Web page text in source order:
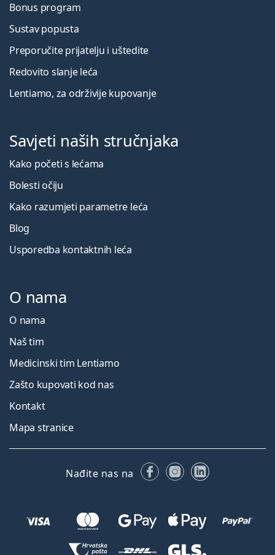
Bonus program
Sustav popusta
Preporučite prijatelju i uštedite
Redovito slanje leća
Lentiamo, za održivije kupovanje
Savjeti naših stručnjaka
Kako početi s lećama
Bolesti očiju
Kako razumjeti parametre leća
Blog
Usporedba kontaktnih leća
O nama
O nama
Naš tim
Medicinski tim Lentiamo
Zašto kupovati kod nas
Kontakt
Mapa stranice
Nađite nas na FacebookuInstagramu
LinkedIn